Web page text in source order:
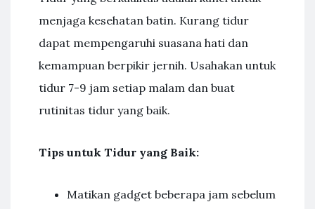
menjaga kesehatan batin. Kurang tidur
dapat mempengaruhi suasana hati dan
kemampuan berpikir jernih. Usahakan untuk
tidur 7-9 jam setiap malam dan buat
rutinitas tidur yang baik.
Tips untuk Tidur yang Baik:
Matikan gadget beberapa jam sebelum